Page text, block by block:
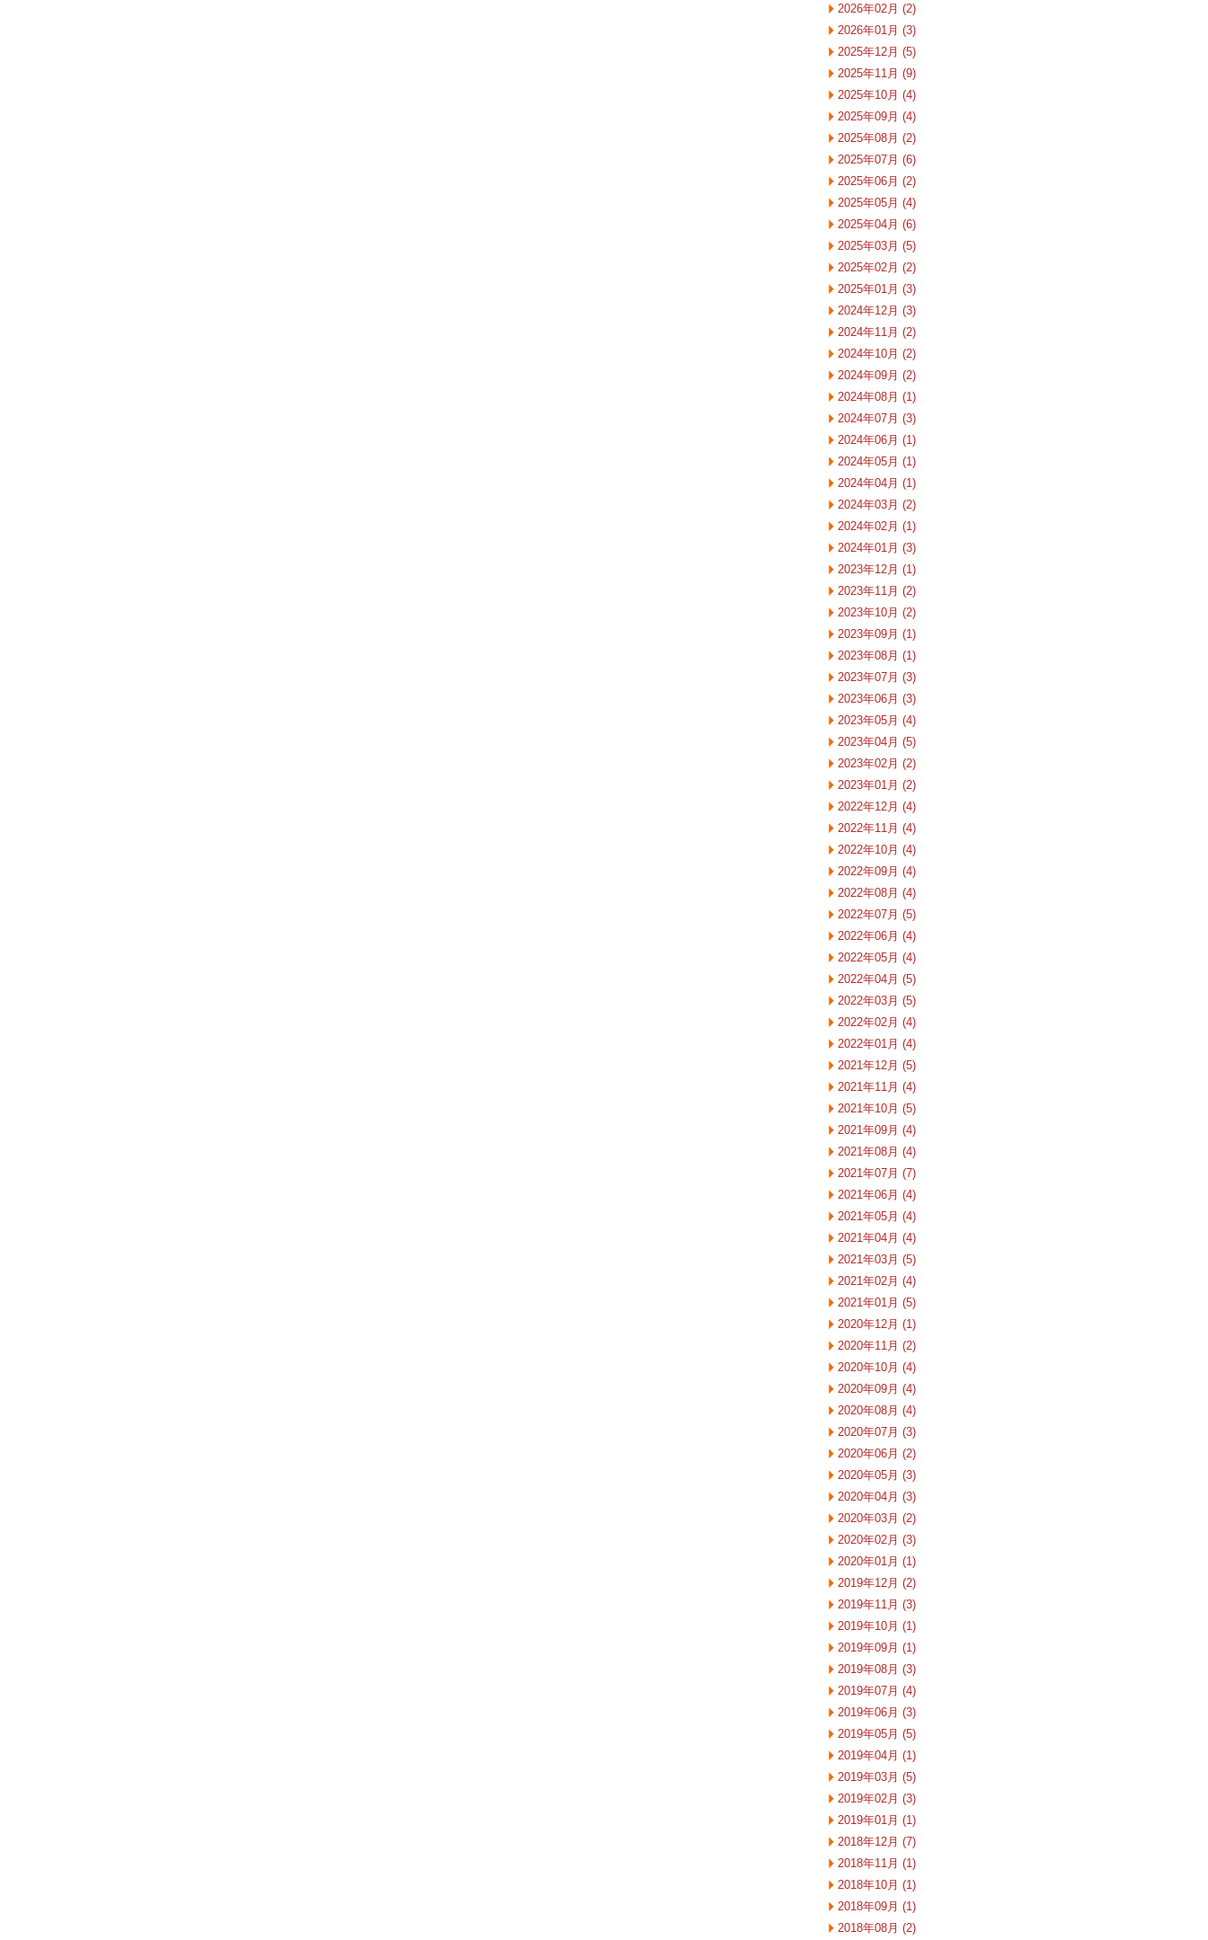
2026年02月 (2)
2026年01月 (3)
2025年12月 (5)
2025年11月 (9)
2025年10月 (4)
2025年09月 (4)
2025年08月 (2)
2025年07月 (6)
2025年06月 (2)
2025年05月 (4)
2025年04月 (6)
2025年03月 (5)
2025年02月 (2)
2025年01月 (3)
2024年12月 (3)
2024年11月 (2)
2024年10月 (2)
2024年09月 (2)
2024年08月 (1)
2024年07月 (3)
2024年06月 (1)
2024年05月 (1)
2024年04月 (1)
2024年03月 (2)
2024年02月 (1)
2024年01月 (3)
2023年12月 (1)
2023年11月 (2)
2023年10月 (2)
2023年09月 (1)
2023年08月 (1)
2023年07月 (3)
2023年06月 (3)
2023年05月 (4)
2023年04月 (5)
2023年02月 (2)
2023年01月 (2)
2022年12月 (4)
2022年11月 (4)
2022年10月 (4)
2022年09月 (4)
2022年08月 (4)
2022年07月 (5)
2022年06月 (4)
2022年05月 (4)
2022年04月 (5)
2022年03月 (5)
2022年02月 (4)
2022年01月 (4)
2021年12月 (5)
2021年11月 (4)
2021年10月 (5)
2021年09月 (4)
2021年08月 (4)
2021年07月 (7)
2021年06月 (4)
2021年05月 (4)
2021年04月 (4)
2021年03月 (5)
2021年02月 (4)
2021年01月 (5)
2020年12月 (1)
2020年11月 (2)
2020年10月 (4)
2020年09月 (4)
2020年08月 (4)
2020年07月 (3)
2020年06月 (2)
2020年05月 (3)
2020年04月 (3)
2020年03月 (2)
2020年02月 (3)
2020年01月 (1)
2019年12月 (2)
2019年11月 (3)
2019年10月 (1)
2019年09月 (1)
2019年08月 (3)
2019年07月 (4)
2019年06月 (3)
2019年05月 (5)
2019年04月 (1)
2019年03月 (5)
2019年02月 (3)
2019年01月 (1)
2018年12月 (7)
2018年11月 (1)
2018年10月 (1)
2018年09月 (1)
2018年08月 (2)